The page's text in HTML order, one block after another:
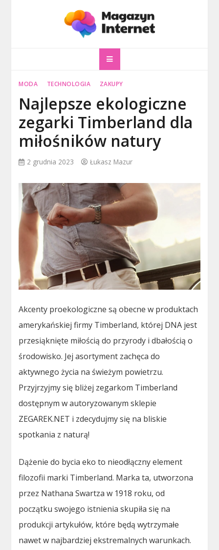
MODA TECHNOLOGIA ZAKUPY
Najlepsze ekologiczne
zegarki Timberland dla
miłośników natury
2 grudnia 2023 Łukasz Mazur
Akcenty proekologiczne są obecne w produktach
amerykańskiej firmy Timberland, której DNA jest
przesiąknięte miłością do przyrody i dbałością o
środowisko. Jej asortyment zachęca do
aktywnego życia na świeżym powietrzu.
Przyjrzyjmy się bliżej zegarkom Timberland
dostępnym w autoryzowanym sklepie
ZEGAREK.NET i zdecydujmy się na bliskie
spotkania z naturą!
Dążenie do bycia eko to nieodłączny element
filozofii marki Timberland. Marka ta, utworzona
przez Nathana Swartza w 1918 roku, od
początku swojego istnienia skupiła się na
produkcji artykułów, które będą wytrzymałe
nawet w najbardziej ekstremalnych warunkach.